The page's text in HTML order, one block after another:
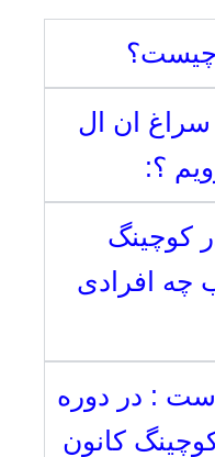
چیست؟
ان ال
؟:
کوچینگ
افرادی
است : در دوره
کانون